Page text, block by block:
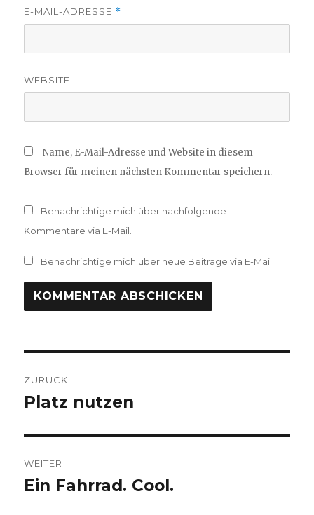
E-MAIL-ADRESSE *
WEBSITE
Name, E-Mail-Adresse und Website in diesem
Browser für meinen nächsten Kommentar speichern.
Benachrichtige mich über nachfolgende
Kommentare via E-Mail.
Benachrichtige mich über neue Beiträge via E-Mail.
ZURÜCK
Vorheriger
Platz nutzen
WEITER
Nächster
Ein Fahrrad. Cool.